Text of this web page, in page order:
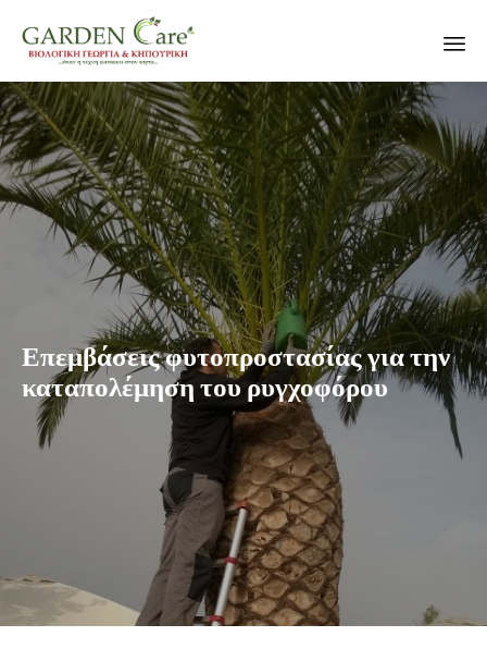
Επεμβάσεις φυτοπροστασίας για την
καταπολέμηση του ρυγχοφόρου